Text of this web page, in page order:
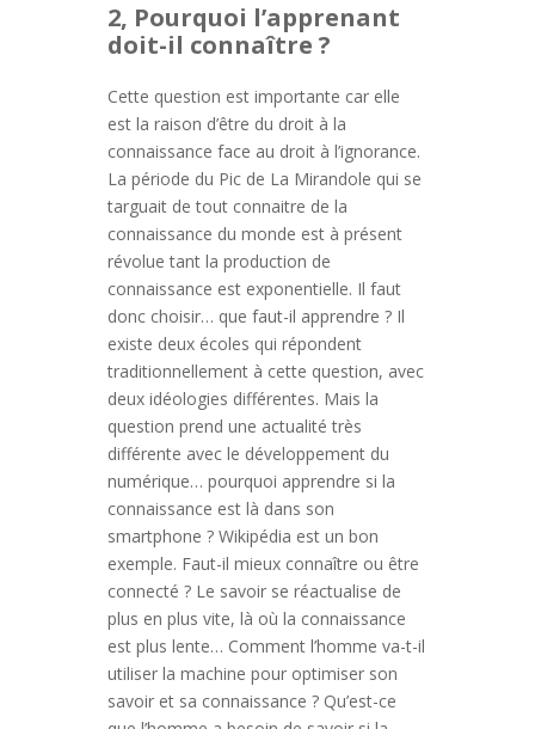
2, Pourquoi l’apprenant
doit-il connaître ?
Cette question est importante car elle
est la raison d’être du droit à la
connaissance face au droit à l’ignorance.
La période du Pic de La Mirandole qui se
targuait de tout connaitre de la
connaissance du monde est à présent
révolue tant la production de
connaissance est exponentielle. Il faut
donc choisir… que faut-il apprendre ? Il
existe deux écoles qui répondent
traditionnellement à cette question, avec
deux idéologies différentes. Mais la
question prend une actualité très
différente avec le développement du
numérique… pourquoi apprendre si la
connaissance est là dans son
smartphone ? Wikipédia est un bon
exemple. Faut-il mieux connaître ou être
connecté ? Le savoir se réactualise de
plus en plus vite, là où la connaissance
est plus lente… Comment l’homme va-t-il
utiliser la machine pour optimiser son
savoir et sa connaissance ? Qu’est-ce